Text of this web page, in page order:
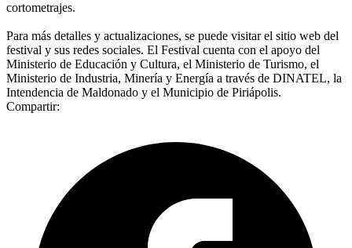
cortometrajes.
Para más detalles y actualizaciones, se puede visitar el sitio web del
festival y sus redes sociales. El Festival cuenta con el apoyo del
Ministerio de Educación y Cultura, el Ministerio de Turismo, el
Ministerio de Industria, Minería y Energía a través de DINATEL, la
Intendencia de Maldonado y el Municipio de Piriápolis.
Compartir: